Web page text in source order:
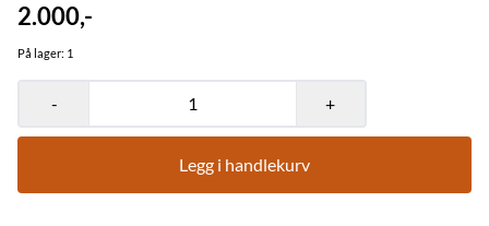
2.000,-
På lager: 1
- +
Legg i handlekurv